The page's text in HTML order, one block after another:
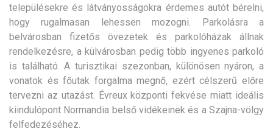
településekre és látványosságokra érdemes autót bérelni,
hogy rugalmasan lehessen mozogni. Parkolásra a
belvárosban fizetős övezetek és parkolóházak állnak
rendelkezésre, a külvárosban pedig több ingyenes parkoló
is található. A turisztikai szezonban, különösen nyáron, a
vonatok és főutak forgalma megnő, ezért célszerű előre
tervezni az utazást. Évreux központi fekvése miatt ideális
kiindulópont Normandia belső vidékeinek és a Szajna-völgy
felfedezéséhez.